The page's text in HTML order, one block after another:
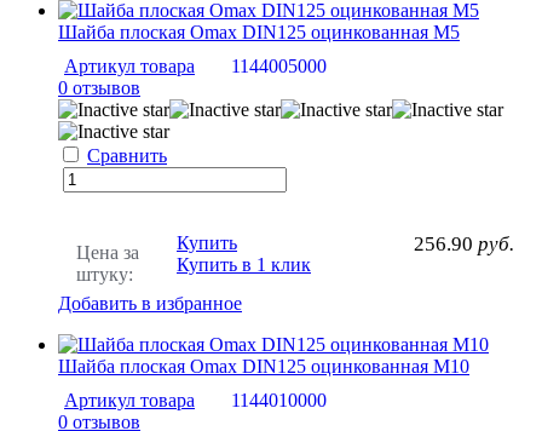
Шайба плоская Omax DIN125 оцинкованная М5
Артикул товара
1144005000
0 отзывов
Сравнить
Цена за
штуку:
256.90 руб.
Купить
Купить в 1 клик
Добавить в избранное
Шайба плоская Omax DIN125 оцинкованная М10
Артикул товара
1144010000
0 отзывов